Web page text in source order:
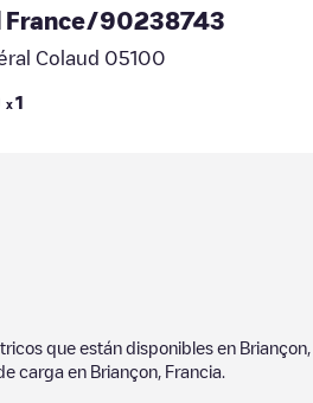
France/90238743
Colaud 05100
x 1
que están disponibles en Briançon
carga en Briançon Francia